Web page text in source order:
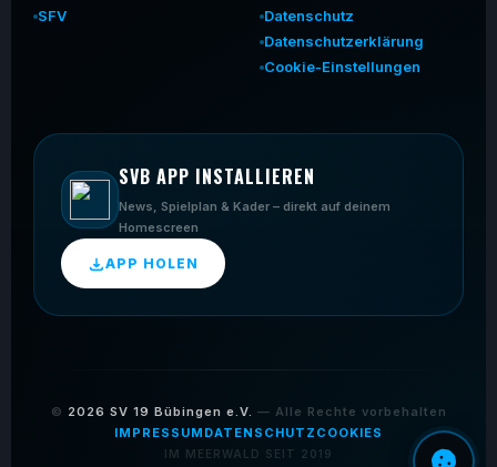
SFV
Datenschutz
Datenschutzerklärung
Cookie-Einstellungen
SVB APP INSTALLIEREN
News, Spielplan & Kader – direkt auf deinem
Homescreen
APP HOLEN
© 2026 SV 19 Bübingen e.V. — Alle Rechte vorbehalten
IMPRESSUM DATENSCHUTZ COOKIES
IM MEERWALD SEIT 2019